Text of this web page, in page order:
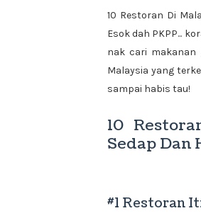
10 Restoran Di
Esok dah PKPP...
nak cari makanan
Malaysia yang
sampai habis tau!
10
Sedap Dan
#1 Restoran